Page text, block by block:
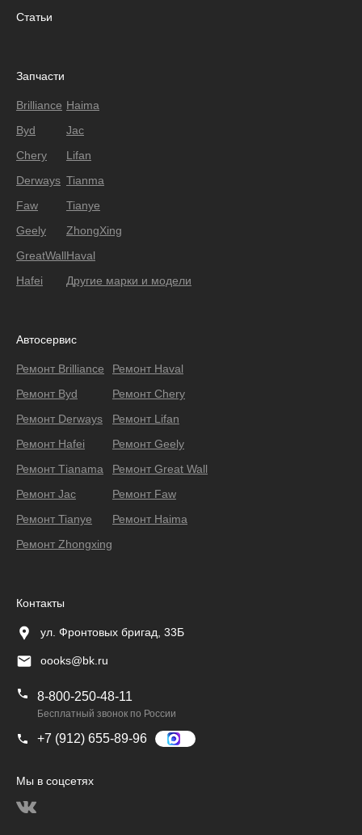
Статьи
Запчасти
Brilliance
Byd
Chery
Derways
Faw
Geely
GreatWall
Hafei
Haima
Jac
Lifan
Tianma
Tianye
ZhongXing
Haval
Другие марки и модели
Автосервис
Ремонт Brilliance
Ремонт Byd
Ремонт Derways
Ремонт Hafei
Ремонт Тianama
Ремонт Jac
Ремонт Tianye
Ремонт Zhongxing
Ремонт Haval
Ремонт Chery
Ремонт Lifan
Ремонт Geely
Ремонт Great Wall
Ремонт Faw
Ремонт Haima
Контакты
ул. Фронтовых бригад, 33Б
oooks@bk.ru
8-800-250-48-11
Бесплатный звонок по России
+7 (912) 655-89-96
Мы в соцсетях